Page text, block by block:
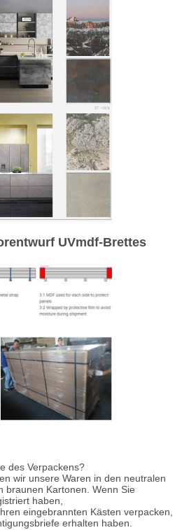
UVmdf-Brettes
des Verpackens?
wir unsere Waren in den neutralen
braunen Kartonen. Wenn Sie
haben,
eingebrannten Kästen verpacken,
erhalten haben.